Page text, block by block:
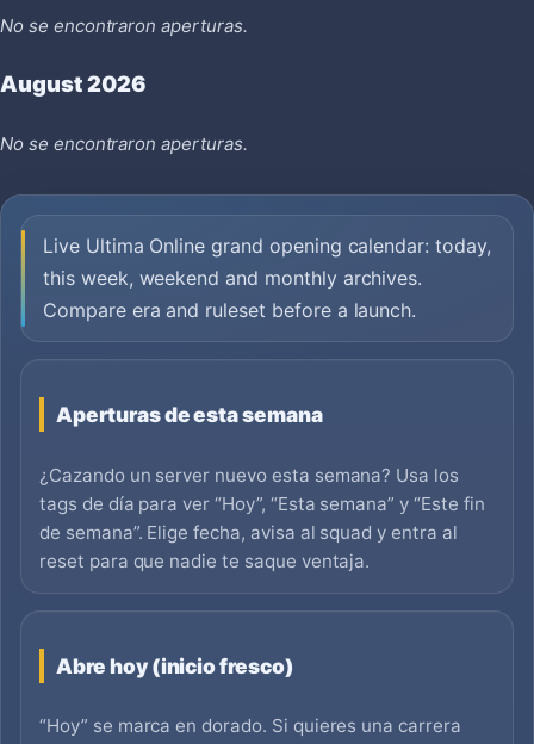
No se encontraron aperturas.
August 2026
No se encontraron aperturas.
Live Ultima Online grand opening calendar: today,
this week, weekend and monthly archives.
Compare era and ruleset before a launch.
Aperturas de esta semana
¿Cazando un server nuevo esta semana? Usa los
tags de día para ver “Hoy”, “Esta semana” y “Este fin
de semana”. Elige fecha, avisa al squad y entra al
reset para que nadie te saque ventaja.
Abre hoy (inicio fresco)
“Hoy” se marca en dorado. Si quieres una carrera